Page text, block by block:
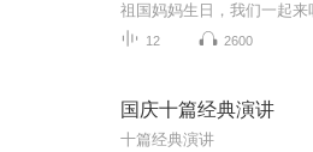
12 2600
国庆十篇经典演讲
十篇经典演讲